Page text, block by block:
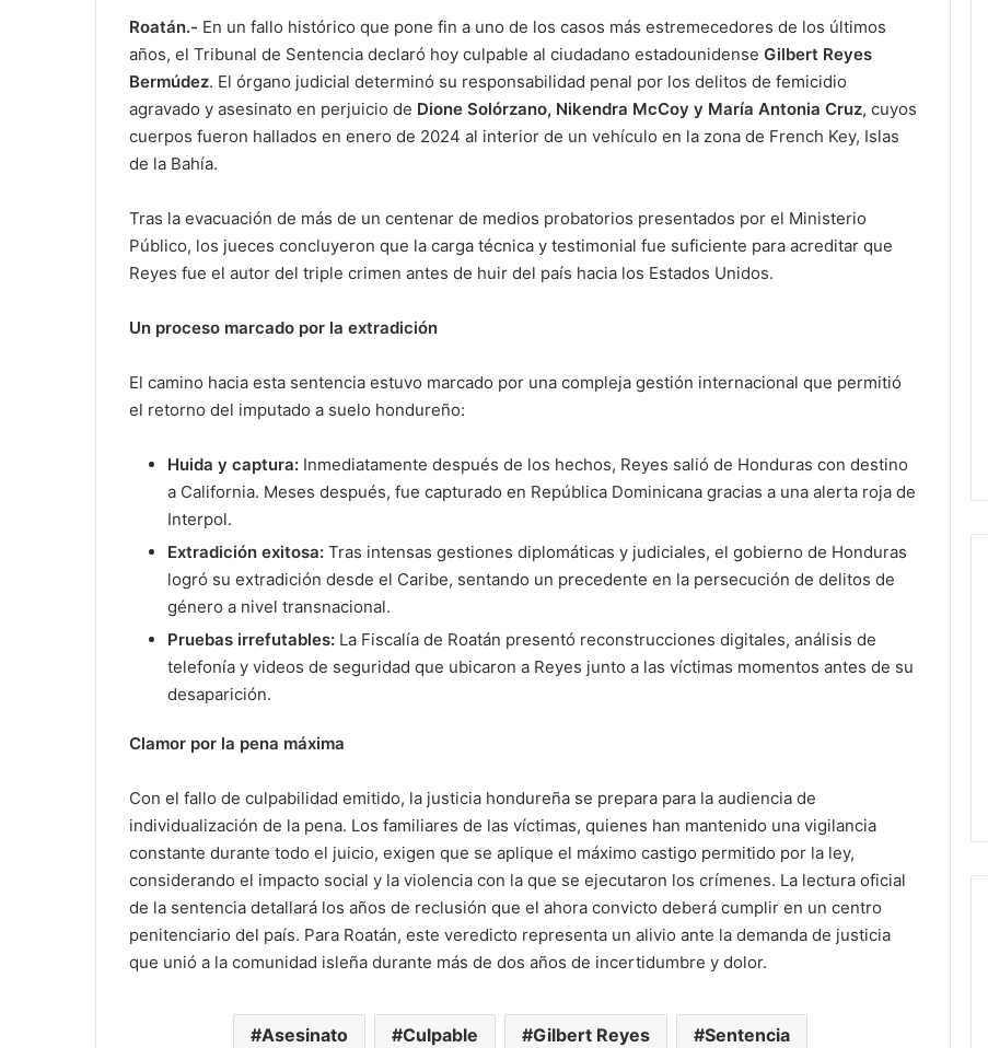
Roatán.- En un fallo histórico que pone fin a uno de los casos más estremecedores de los últimos
años, el Tribunal de Sentencia declaró hoy culpable al ciudadano estadounidense Gilbert Reyes
Bermúdez. El órgano judicial determinó su responsabilidad penal por los delitos de femicidio
agravado y asesinato en perjuicio de Dione Solórzano, Nikendra McCoy y María Antonia Cruz, cuyos
cuerpos fueron hallados en enero de 2024 al interior de un vehículo en la zona de French Key, Islas
de la Bahía.
Tras la evacuación de más de un centenar de medios probatorios presentados por el Ministerio
Público, los jueces concluyeron que la carga técnica y testimonial fue suficiente para acreditar que
Reyes fue el autor del triple crimen antes de huir del país hacia los Estados Unidos.
Un proceso marcado por la extradición
El camino hacia esta sentencia estuvo marcado por una compleja gestión internacional que permitió
el retorno del imputado a suelo hondureño:
Huida y captura: Inmediatamente después de los hechos, Reyes salió de Honduras con destino
a California. Meses después, fue capturado en República Dominicana gracias a una alerta roja de
Interpol.
Extradición exitosa: Tras intensas gestiones diplomáticas y judiciales, el gobierno de Honduras
logró su extradición desde el Caribe, sentando un precedente en la persecución de delitos de
género a nivel transnacional.
Pruebas irrefutables: La Fiscalía de Roatán presentó reconstrucciones digitales, análisis de
telefonía y videos de seguridad que ubicaron a Reyes junto a las víctimas momentos antes de su
desaparición.
Clamor por la pena máxima
Con el fallo de culpabilidad emitido, la justicia hondureña se prepara para la audiencia de
individualización de la pena. Los familiares de las víctimas, quienes han mantenido una vigilancia
constante durante todo el juicio, exigen que se aplique el máximo castigo permitido por la ley,
considerando el impacto social y la violencia con la que se ejecutaron los crímenes. La lectura oficial
de la sentencia detallará los años de reclusión que el ahora convicto deberá cumplir en un centro
penitenciario del país. Para Roatán, este veredicto representa un alivio ante la demanda de justicia
que unió a la comunidad isleña durante más de dos años de incertidumbre y dolor.
Asesinato Culpable Gilbert Reyes Sentencia